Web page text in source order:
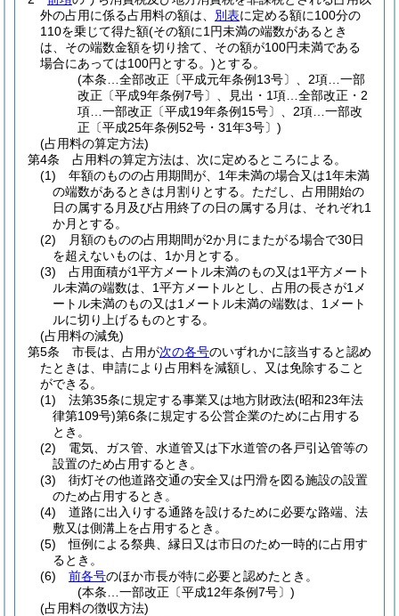
外の占用に係る占用料の額は、 別表に定める額に100分の
110を乗じて得た額(その額に1円未満の端数があるとき
は、その端数金額を切り捨て、その額が100円未満である
場合にあっては100円とする。)とする。
(本条…全部改正〔平成元年条例13号〕、2項…一部
改正〔平成9年条例7号〕、見出・1項…全部改正・2
項…一部改正〔平成19年条例15号〕、2項…一部改
正〔平成25年条例52号・31年3号〕)
(占用料の算定方法)
第4条
占用料の算定方法は、次に定めるところによる。
(1)
年額のものの占用期間が、1年未満の場合又は1年未満
の端数があるときは月割りとする。 ただし、占用開始の
日の属する月及び占用終了の日の属する月は、それぞれ1
か月とする。
(2)
月額のものの占用期間が2か月にまたがる場合で30日
を超えないものは、1か月とする。
(3)
占用面積が1平方メートル未満のもの又は1平方メート
ル未満の端数は、1平方メートルとし、占用の長さが1メ
ートル未満のもの又は1メートル未満の端数は、1メート
ルに切り上げるものとする。
(占用料の減免)
第5条
市長は、占用が次の各号のいずれかに該当すると認め
たときは、申請により占用料を減額し、又は免除すること
ができる。
(1)
法第35条に規定する事業又は地方財政法(昭和23年法
律第109号)第6条に規定する公営企業のために占用する
とき。
(2)
電気、ガス管、水道管又は下水道管の各戸引込管等の
設置のため占用するとき。
(3)
街灯その他道路交通の安全又は円滑を図る施設の設置
のため占用するとき。
(4)
道路に出入りする通路を設けるために必要な路端、法
敷又は側溝上を占用するとき。
(5)
恒例による祭典、縁日又は市日のため一時的に占用す
るとき。
(6)
前各号のほか市長が特に必要と認めたとき。
(本条…一部改正〔平成12年条例7号〕)
(占用料の徴収方法)